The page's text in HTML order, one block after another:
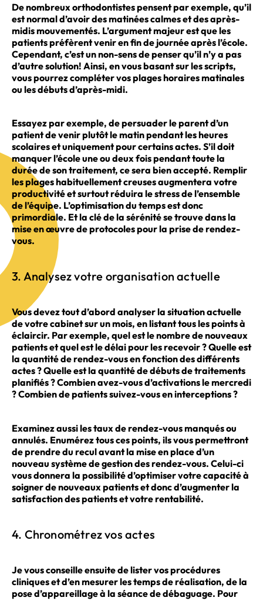
De nombreux orthodontistes pensent par exemple, qu’il
est normal d’avoir des matinées calmes et des après-
midis mouvementés. L’argument majeur est que les
patients préfèrent venir en fin de journée après l’école.
Cependant, c’est un non-sens de penser qu’il n’y a pas
d’autre solution! Ainsi, en vous basant sur les scripts,
vous pourrez compléter vos plages horaires matinales
ou les débuts d’après-midi.
Essayez par exemple, de persuader le parent d’un
patient de venir plutôt le matin pendant les heures
scolaires et uniquement pour certains actes. S’il doit
manquer l’école une ou deux fois pendant toute la
durée de son traitement, ce sera bien accepté. Remplir
les plages habituellement creuses augmentera votre
productivité et surtout réduira le stress de l’ensemble
de l’équipe. L’optimisation du temps est donc
primordiale. Et la clé de la sérénité se trouve dans la
mise en œuvre de protocoles pour la prise de rendez-
vous.
3. Analysez votre organisation actuelle
Vous devez tout d’abord analyser la situation actuelle
de votre cabinet sur un mois, en listant tous les points à
éclaircir. Par exemple, quel est le nombre de nouveaux
patients et quel est le délai pour les recevoir ? Quelle est
la quantité de rendez-vous en fonction des différents
actes ? Quelle est la quantité de débuts de traitements
planifiés ? Combien avez-vous d’activations le mercredi
? Combien de patients suivez-vous en interceptions ?
Examinez aussi les taux de rendez-vous manqués ou
annulés. Enumérez tous ces points, ils vous permettront
de prendre du recul avant la mise en place d’un
nouveau système de gestion des rendez-vous. Celui-ci
vous donnera la possibilité d’optimiser votre capacité à
soigner de nouveaux patients et donc d’augmenter la
satisfaction des patients et votre rentabilité.
4. Chronométrez vos actes
Je vous conseille ensuite de lister vos procédures
cliniques et d’en mesurer les temps de réalisation, de la
pose d’appareillage à la séance de débaguage. Pour